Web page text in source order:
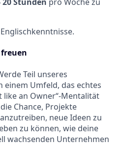
Teil unseres
einem Umfeld, das echtes
like an Owner“-Mentalität
Chance, Projekte
neue Ideen zu
zu können, wie deine
wachsenden Unternehmen